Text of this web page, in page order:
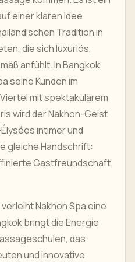
einer klaren Idee
Tradition in
die sich luxuriös,
anfühlt. In Bangkok
seine Kunden im
mit spektakulärem
wird der Nakhon-Geist
intimer und
gleiche Handschrift:
Gastfreundschaft
Nakhon Spa eine
bringt die Energie
das
und innovative